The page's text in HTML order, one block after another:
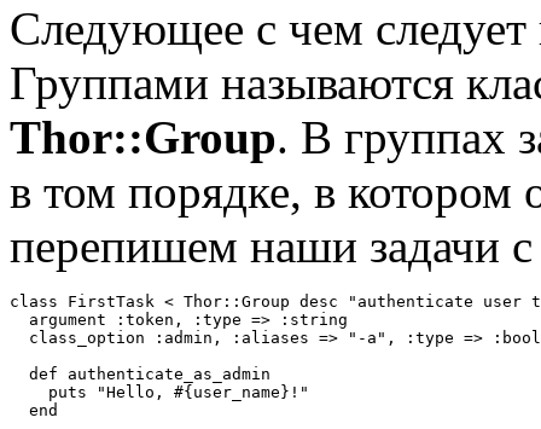
Следующее с чем следует
Группами называются
Thor::Group. В группах
в том порядке, в котором
перепишем наши задачи
class FirstTask < Thor::Group desc "authenticate user
  argument :token, :type => :string
class_option :admin, :aliases => "-a", :type =>
  def authenticate_as_admin
    puts "Hello, #{user_name}!"
  end